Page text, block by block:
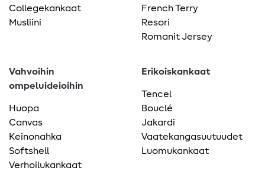
Collegekankaat
Musliini
French Terry
Resori
Romanit Jersey
Vahvoihin
ompeluideioihin
Huopa
Canvas
Keinonahka
Softshell
Verhoilukankaat
Erikoiskankaat
Tencel
Bouclé
Jakardi
Vaatekangasuutuudet
Luomukankaat